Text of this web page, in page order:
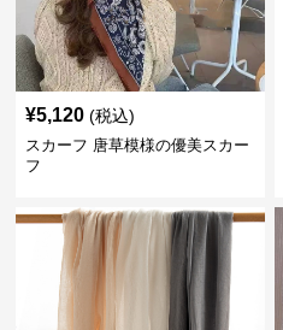
¥5,120 (税込)
スカーフ 唐草模様の優美スカー
フ